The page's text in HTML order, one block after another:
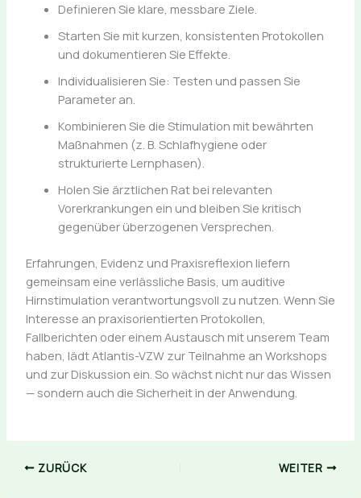
Definieren Sie klare, messbare Ziele.
Starten Sie mit kurzen, konsistenten Protokollen
und dokumentieren Sie Effekte.
Individualisieren Sie: Testen und passen Sie
Parameter an.
Kombinieren Sie die Stimulation mit bewährten
Maßnahmen (z. B. Schlafhygiene oder
strukturierte Lernphasen).
Holen Sie ärztlichen Rat bei relevanten
Vorerkrankungen ein und bleiben Sie kritisch
gegenüber überzogenen Versprechen.
Erfahrungen, Evidenz und Praxisreflexion liefern
gemeinsam eine verlässliche Basis, um auditive
Hirnstimulation verantwortungsvoll zu nutzen. Wenn Sie
Interesse an praxisorientierten Protokollen,
Fallberichten oder einem Austausch mit unserem Team
haben, lädt Atlantis-VZW zur Teilnahme an Workshops
und zur Diskussion ein. So wächst nicht nur das Wissen
— sondern auch die Sicherheit in der Anwendung.
ZURÜCK WEITER